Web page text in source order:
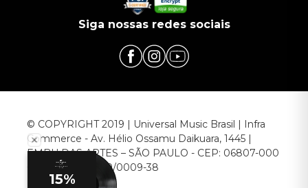
Siga nossas redes sociais
© COPYRIGHT 2019 | Universal Music Brasil | Infra
Commerce - Av. Hélio Ossamu Daikuara, 1445 |
EMBU DAS ARTES – SÃO PAULO - CEP: 06807-000
CNPJ: 00.952.789/0009-38